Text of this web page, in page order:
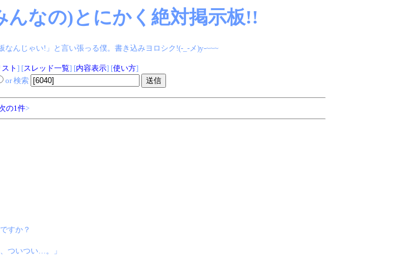
んなの)とにかく絶対掲示板!!
んじゃい!」と言い張っる僕。書き込みヨロシク!(-_-メ)y-~~~
ト] [スレッド一覧] [内容表示] [使い方]
or 検索
の1件>
すか？
ついつい…。」